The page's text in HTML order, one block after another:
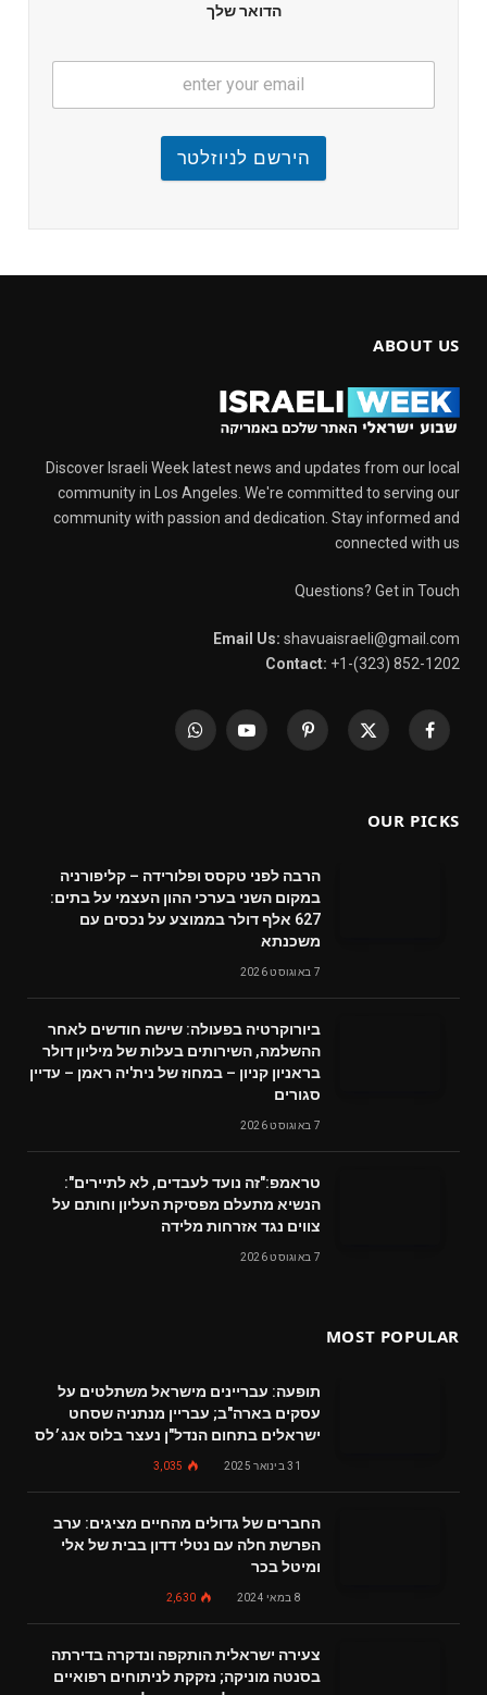
הדואר שלך
הירשם לניוזלטר
ABOUT US
Discover Israeli Week latest news and updates from our local
community in Los Angeles. We're committed to serving our
community with passion and dedication. Stay informed and
connected with us
Questions? Get in Touch
Email Us: shavuaisraeli@gmail.com
Contact: +1-(323) 852-1202
Facebook
X
Pinterest
YouTube
WhatsApp
OUR PICKS
הרבה לפני טקסס ופלורידה – קליפורניה
במקום השני בערכי ההון העצמי על בתים:
627 אלף דולר בממוצע על נכסים עם
משכנתא
7 באוגוסט 2026
ביורוקרטיה בפעולה: שישה חודשים לאחר
ההשלמה, השירותים בעלות של מיליון דולר
בראניון קניון – במחוז של נית'יה ראמן – עדיין
סגורים
7 באוגוסט 2026
טראמפ:"זה נועד לעבדים, לא לתיירים":
הנשיא מתעלם מפסיקת העליון וחותם על
צווים נגד אזרחות מלידה
7 באוגוסט 2026
MOST POPULAR
תופעה: עבריינים מישראל משתלטים על
עסקים בארה"ב; עבריין מנתניה שסחט
ישראלים בתחום הנדל"ן נעצר בלוס אנג׳לס
31 בינואר 2025 3,035
החברים של גדולים מהחיים מציגים: ערב
הפרשת חלה עם נטלי דדון בבית של אלי
ומיטל בכר
8 במאי 2024 2,630
צעירה ישראלית הותקפה ונדקרה בדירתה
בסנטה מוניקה; נזקקת לניתוחים רפואיים